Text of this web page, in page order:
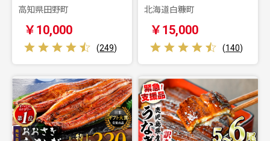
高知県田野町
￥10,000
(249)
北海道白糠町
￥15,000
(140)